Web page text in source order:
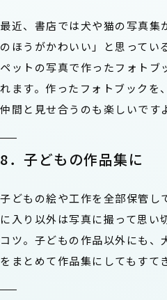
最近、書店では犬や猫の写真集
のほうがかわいい」と思ってい
ペットの写真で作ったフォトブ
れます。作ったフォトブックを
仲間と見せ合うのも楽しいです
8．子どもの作品集に
子どもの絵や工作を全部保管し
に入り以外は写真に撮って思い
コツ。子どもの作品以外にも、
をまとめて作品集にしてもすて